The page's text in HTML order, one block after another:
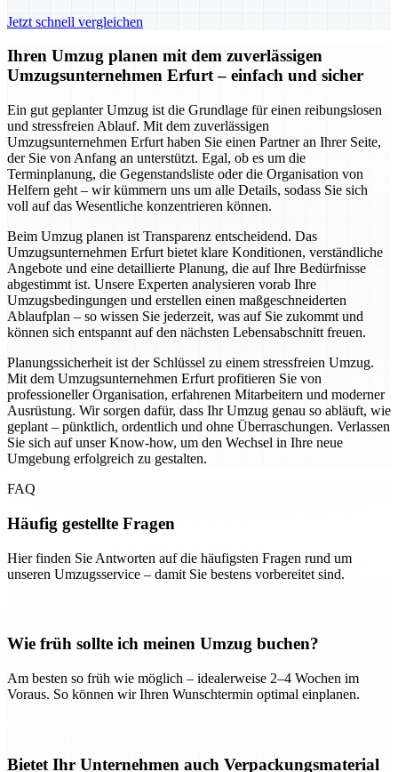
Jetzt schnell vergleichen
Ihren Umzug planen mit dem zuverlässigen
Umzugsunternehmen Erfurt – einfach und sicher
Ein gut geplanter Umzug ist die Grundlage für einen reibungslosen
und stressfreien Ablauf. Mit dem zuverlässigen
Umzugsunternehmen Erfurt haben Sie einen Partner an Ihrer Seite,
der Sie von Anfang an unterstützt. Egal, ob es um die
Terminplanung, die Gegenstandsliste oder die Organisation von
Helfern geht – wir kümmern uns um alle Details, sodass Sie sich
voll auf das Wesentliche konzentrieren können.
Beim Umzug planen ist Transparenz entscheidend. Das
Umzugsunternehmen Erfurt bietet klare Konditionen, verständliche
Angebote und eine detaillierte Planung, die auf Ihre Bedürfnisse
abgestimmt ist. Unsere Experten analysieren vorab Ihre
Umzugsbedingungen und erstellen einen maßgeschneiderten
Ablaufplan – so wissen Sie jederzeit, was auf Sie zukommt und
können sich entspannt auf den nächsten Lebensabschnitt freuen.
Planungssicherheit ist der Schlüssel zu einem stressfreien Umzug.
Mit dem Umzugsunternehmen Erfurt profitieren Sie von
professioneller Organisation, erfahrenen Mitarbeitern und moderner
Ausrüstung. Wir sorgen dafür, dass Ihr Umzug genau so abläuft, wie
geplant – pünktlich, ordentlich und ohne Überraschungen. Verlassen
Sie sich auf unser Know-how, um den Wechsel in Ihre neue
Umgebung erfolgreich zu gestalten.
FAQ
Häufig gestellte Fragen
Hier finden Sie Antworten auf die häufigsten Fragen rund um
unseren Umzugsservice – damit Sie bestens vorbereitet sind.
Wie früh sollte ich meinen Umzug buchen?
Am besten so früh wie möglich – idealerweise 2–4 Wochen im
Voraus. So können wir Ihren Wunschtermin optimal einplanen.
Bietet Ihr Unternehmen auch Verpackungsmaterial